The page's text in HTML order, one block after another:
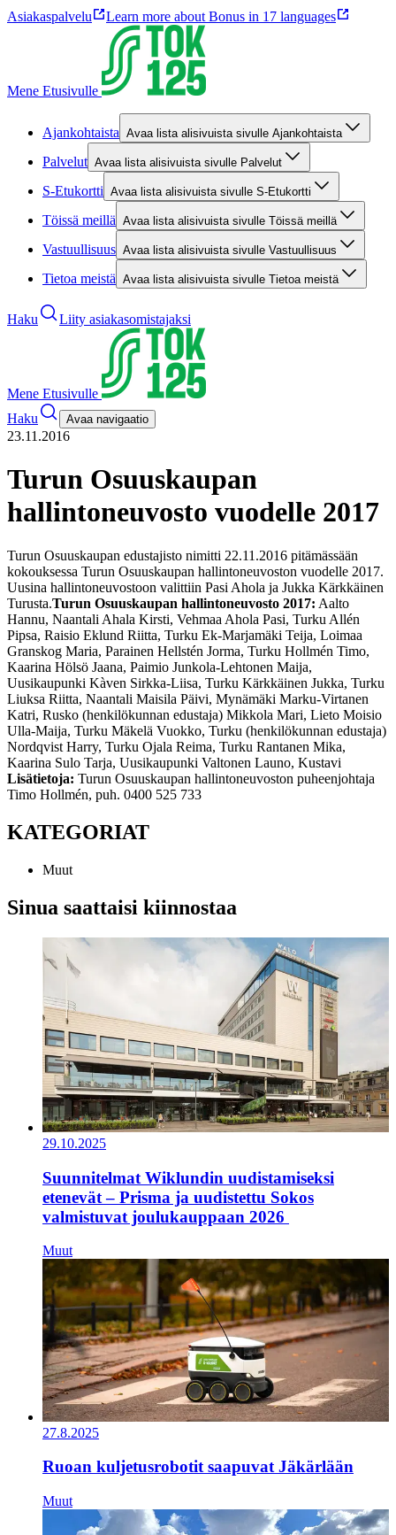
Asiakaspalvelu Learn more about Bonus in 17 languages
Mene Etusivulle
Ajankohtaista Avaa lista alisivuista sivulle Ajankohtaista
Palvelut Avaa lista alisivuista sivulle Palvelut
S-Etukortti Avaa lista alisivuista sivulle S-Etukortti
Töissä meillä Avaa lista alisivuista sivulle Töissä meillä
Vastuullisuus Avaa lista alisivuista sivulle Vastuullisuus
Tietoa meistä Avaa lista alisivuista sivulle Tietoa meistä
Haku Liity asiakasomistajaksi
Mene Etusivulle
Haku
Avaa navigaatio
23.11.2016
Turun Osuuskaupan
hallintoneuvosto vuodelle 2017
Turun Osuuskaupan edustajisto nimitti 22.11.2016 pitämässään
kokouksessa Turun Osuuskaupan hallintoneuvoston vuodelle 2017.
Uusina hallintoneuvostoon valittiin Pasi Ahola ja Jukka Kärkkäinen
Turusta.Turun Osuuskaupan hallintoneuvosto 2017: Aalto
Hannu, Naantali Ahala Kirsti, Vehmaa Ahola Pasi, Turku Allén
Pipsa, Raisio Eklund Riitta, Turku Ek-Marjamäki Teija, Loimaa
Granskog Maria, Parainen Hellstén Jorma, Turku Hollmén Timo,
Kaarina Hölsö Jaana, Paimio Junkola-Lehtonen Maija,
Uusikaupunki Kàven Sirkka-Liisa, Turku Kärkkäinen Jukka, Turku
Liuksa Riitta, Naantali Maisila Päivi, Mynämäki Marku-Virtanen
Katri, Rusko (henkilökunnan edustaja) Mikkola Mari, Lieto Moisio
Ulla-Maija, Turku Mäkelä Vuokko, Turku (henkilökunnan edustaja)
Nordqvist Harry, Turku Ojala Reima, Turku Rantanen Mika,
Kaarina Sulo Tarja, Uusikaupunki Valtonen Launo, Kustavi
Lisätietoja: Turun Osuuskaupan hallintoneuvoston puheenjohtaja
Timo Hollmén, puh. 0400 525 733
KATEGORIAT
Muut
Sinua saattaisi kiinnostaa
29.10.2025
Suunnitelmat Wiklundin uudistamiseksi
etenevät – Prisma ja uudistettu Sokos
valmistuvat joulukauppaan 2026
Muut
27.8.2025
Ruoan kuljetusrobotit saapuvat Jäkärlään
Muut